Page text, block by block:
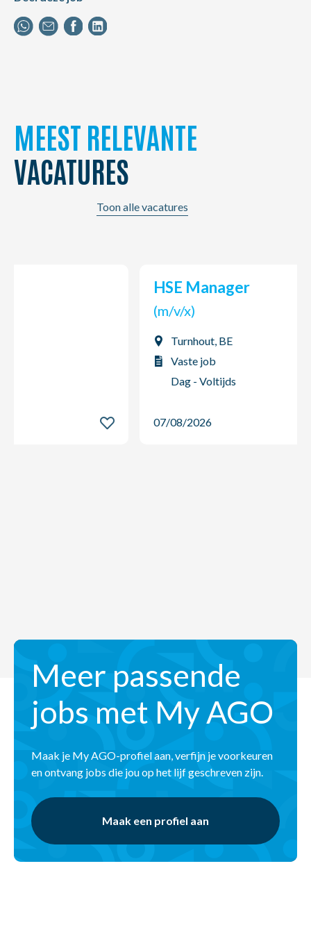
MEEST RELEVANTE
VACATURES
Toon alle vacatures
Meer passende
jobs met My AGO
Maak je My AGO-profiel aan, verfijn je voorkeuren
en ontvang jobs die jou op het lijf geschreven zijn.
Maak een profiel aan